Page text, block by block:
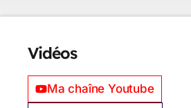
Vidéos
Ma chaîne Youtube